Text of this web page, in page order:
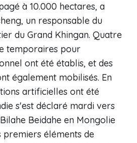
à 10.000 hectares, a
un responsable du
du Grand Khingan. Quatre
temporaires pour
ont été établis, et des
également mobilisés. En
artificielles ont été
s'est déclaré mardi vers
Beidahe en Mongolie
premiers éléments de